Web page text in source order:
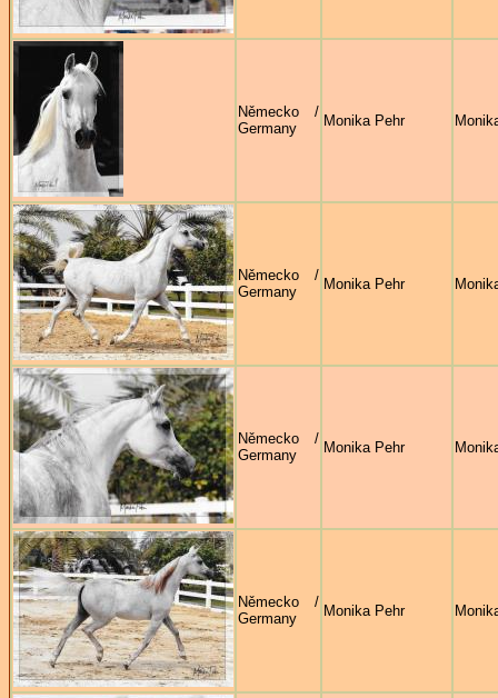
Německo /
Germany
Monika Pehr
Německo /
Germany
Monika Pehr
Německo /
Germany
Monika Pehr
Německo /
Germany
Monika Pehr